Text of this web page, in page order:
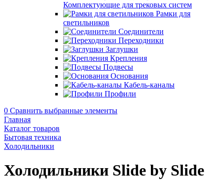
Комплектующие для трековых систем
Рамки для
светильников
Соединители
Переходники
Заглушки
Крепления
Подвесы
Основания
Кабель-каналы
Профили
0 Сравнить выбранные элементы
Главная
Каталог товаров
Бытовая техника
Холодильники
Холодильники Slide by Slide